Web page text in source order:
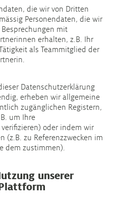
die wir von Dritten
Personendaten, die wir
mit
erhalten, z.B. Ihr
als Teammitglied der
Datenschutzerklärung
erheben wir allgemeine
zugänglichen Registern,
um Ihre
oder indem wir
(z.B. zu Referenzzwecken im
dem zustimmen).
unserer